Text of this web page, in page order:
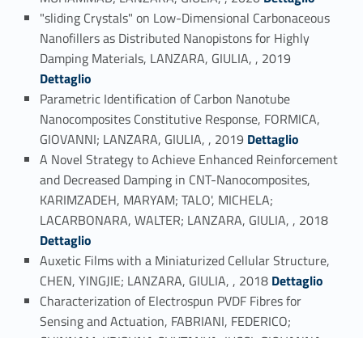
"sliding Crystals" on Low-Dimensional Carbonaceous
Nanofillers as Distributed Nanopistons for Highly
Damping Materials, LANZARA, GIULIA, , 2019Link identifier #identifier_person_119065-6
Dettaglio
Parametric Identification of Carbon Nanotube
Nanocomposites Constitutive Response, FORMICA,
GIOVANNI; LANZARA, GIULIA, , 2019 Link identifier #identifier_person_96317-7Dettaglio
A Novel Strategy to Achieve Enhanced Reinforcement
and Decreased Damping in CNT-Nanocomposites,
KARIMZADEH, MARYAM; TALO', MICHELA;
LACARBONARA, WALTER; LANZARA, GIULIA, , 2018
Dettaglio
Auxetic Films with a Miniaturized Cellular Structure,
CHEN, YINGJIE; LANZARA, GIULIA, , 2018 Link identifier #identifier_person_6286-9Dettaglio
Characterization of Electrospun PVDF Fibres for
Sensing and Actuation, FABRIANI, FEDERICO;